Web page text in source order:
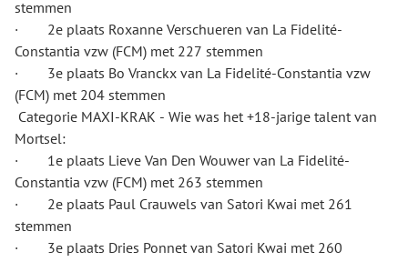
stemmen
· 2e plaats Roxanne Verschueren van La Fidelité-
Constantia vzw (FCM) met 227 stemmen
· 3e plaats Bo Vranckx van La Fidelité-Constantia vzw
(FCM) met 204 stemmen
Categorie MAXI-KRAK - Wie was het +18-jarige talent van
Mortsel:
· 1e plaats Lieve Van Den Wouwer van La Fidelité-
Constantia vzw (FCM) met 263 stemmen
· 2e plaats Paul Crauwels van Satori Kwai met 261
stemmen
· 3e plaats Dries Ponnet van Satori Kwai met 260